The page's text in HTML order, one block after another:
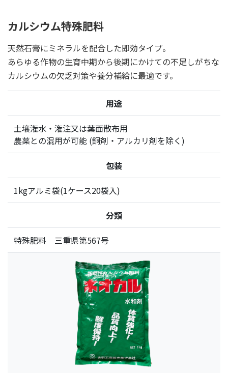
カルシウム特殊肥料
天然石膏にミネラルを配合した即効タイプ。
あらゆる作物の生育中期から後期にかけての不足しがちな
カルシウムの欠乏対策や養分補給に最適です。
用途
土壌潅水・潅注又は葉面散布用
農薬との混用が可能 (銅剤・アルカリ剤を除く)
包装
1kgアルミ袋(1ケース20袋入)
分類
特殊肥料 三重県第567号